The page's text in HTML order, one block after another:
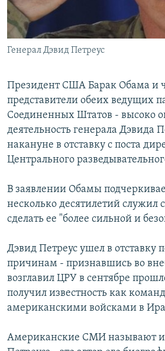
Генерал Дэвид Петреус
Президент США Барак Обама и
представители обеих ведущих
Соединенных Штатов - высоко
деятельность генерала Дэвида
накануне в отставку с поста
Центрального
В заявлении Обамы
несколько десятилетий служил
сделать ее "более сильной и
Дэвид Петреус ушел в отставку
причинам - признавшись во
возглавил ЦРУ в сентябре
получил известность как
американскими войсками в
Американские СМИ называют